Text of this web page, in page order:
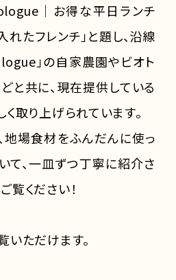
｜お得な平日ランチ
たフレンチ」と題し、沿線
」の自家農園やビオト
と共に、現在提供している
取り上げられています。
地場食材をふんだんに使っ
て、一皿ずつ丁寧に紹介さ
覧ください！
いただけます。